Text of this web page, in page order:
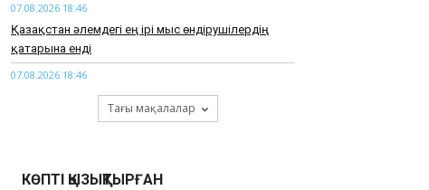
07.08.2026 18:46
Қазақстан әлемдегі ең ірі мыс өндірушілердің
қатарына енді
07.08.2026 18:46
Марқұм Нұрай Серікбайдың туыстары
айыпталушыдан 10 миллиард теңге моральдық
«МузАРТ» тобының әншісі Кенжебек Жанәбілов
Тағы мақалалар
КӨПТІ ҚЫЗЫҚТЫРҒАН